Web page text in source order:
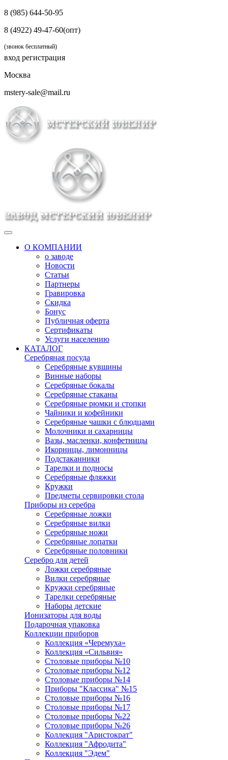
8 (985) 644-50-95
8 (4922) 49-47-60(опт)
(звонок бесплатный)
вход регистрация
Москва
mstery-sale@mail.ru
О КОМПАНИИ
о заводе
Новости
Статьи
Партнеры
Гравировка
Скидка
Бонус
Публичная оферта
Сертификаты
Услуги населению
КАТАЛОГ
Серебряная посуда
Серебряные кувшины
Винные наборы
Серебряные бокалы
Серебряные стаканы
Серебряные рюмки и стопки
Чайники и кофейники
Серебряные чашки с блюдцами
Молочники и сахарницы
Вазы, масленки, конфетницы
Икорницы, лимонницы
Подстаканники
Тарелки и подносы
Серебряные фляжки
Кружки
Предметы сервировки стола
Приборы из серебра
Серебряные ложки
Серебряные вилки
Серебряные ножи
Серебряные лопатки
Серебряные половники
Серебро для детей
Ложки серебряные
Вилки серебряные
Кружки серебряные
Тарелки серебряные
Наборы детские
Ионизаторы для воды
Подарочная упаковка
Коллекции приборов
Коллекция «Черемуха»
Коллекция «Сильвия»
Столовые приборы №10
Столовые приборы №12
Столовые приборы №14
Приборы "Классика" №15
Столовые приборы №16
Столовые приборы №17
Столовые приборы №22
Столовые приборы №26
Коллекция "Аристократ"
Коллекция "Афродита"
Коллекция "Эдем"